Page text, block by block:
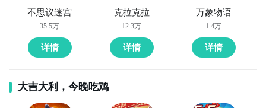
不思议迷宫
35.5万
详情
克拉克拉
12.3万
详情
万象物语
1.4万
详情
大吉大利，今晚吃鸡